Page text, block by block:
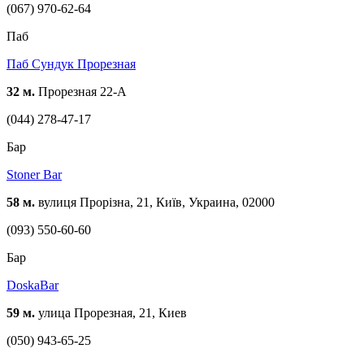
(067) 970-62-64
Паб
Паб Сундук Прорезная
32 м. Прорезная 22-А
(044) 278-47-17
Бар
Stoner Bar
58 м. вулиця Прорізна, 21, Київ, Украина, 02000
(093) 550-60-60
Бар
DoskaBar
59 м. улица Прорезная, 21, Киев
(050) 943-65-25